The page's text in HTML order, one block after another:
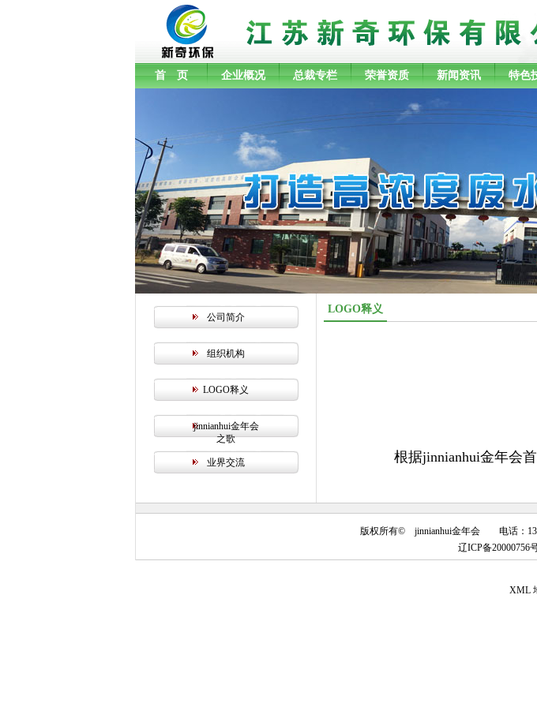
首 页 企业概况 总裁专栏 荣誉资质 新闻资讯 特色
公司简介
组织机构
LOGO释义
jinnianhui金年会
之歌
业界交流
LOGO释义
根据jinnianhui金年会
版权所有© jinnianhui金年会 电话：
辽ICP备
XML